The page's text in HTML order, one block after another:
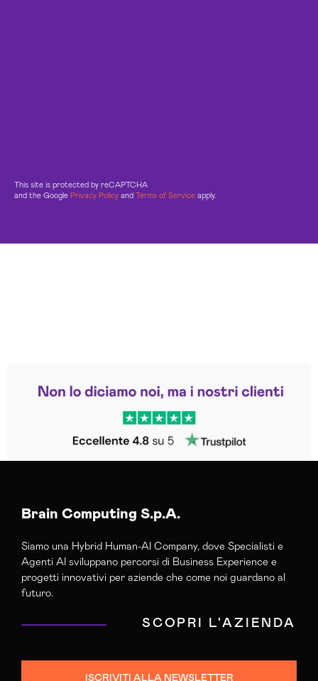
This site is protected by reCAPTCHA
and the Google Privacy Policy and Terms of Service apply.
Trustpilot
Brain Computing S.p.A.
Siamo una Hybrid Human-AI Company, dove Specialisti e
Agenti AI sviluppano percorsi di Business Experience e
progetti innovativi per aziende che come noi guardano al
futuro.
SCOPRI L'AZIENDA
ISCRIVITI ALLA NEWSLETTER